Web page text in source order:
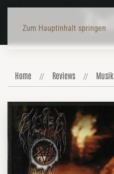
Zum Hauptinhalt springen
Home Reviews Musik